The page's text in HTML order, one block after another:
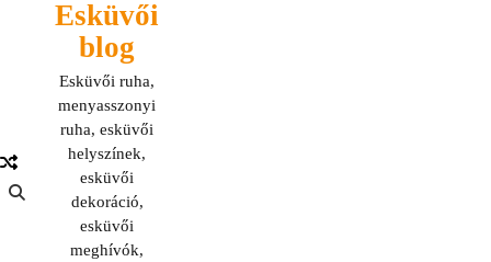
Esküvői
blog
Esküvői ruha,
menyasszonyi
ruha, esküvői
helyszínek,
esküvői
dekoráció,
esküvői
meghívók,